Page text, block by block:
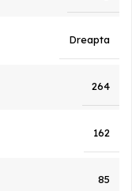
Dreapta
264
162
85